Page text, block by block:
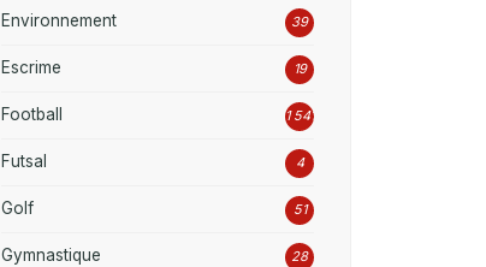
Environnement 39
Escrime 19
Football 1 541
Futsal 4
Golf 51
Gymnastique 28